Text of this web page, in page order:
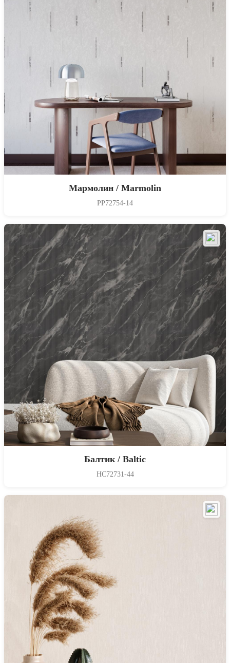
Мармолин / Marmolin
PP72754-14
Балтик / Baltic
HC72731-44